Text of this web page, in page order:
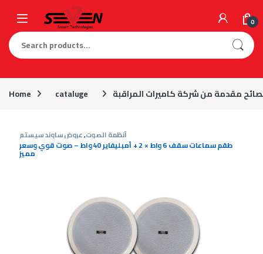
0
Search for:
Home cataluge
أنظمة الصوت,عروض ساوند سيستم
طقم سماعات سقف 6 واط × 2 + أمبليفاير 40 واط – صوت قوي وسعر
مميز